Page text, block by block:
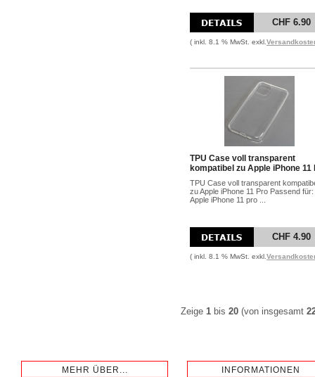
CHF 6.90
( inkl. 8.1 % MwSt. exkl.
TPU Case voll transparent
kompatibel zu Apple iPhone 11
TPU Case voll transparent
zu Apple iPhone 11 Pro Passend für:
Apple iPhone 11 pro ...
CHF 4.90
( inkl. 8.1 % MwSt. exkl.
Zeige 1 bis 20 (von insgesamt
MEHR ÜBER... INFORMATIONEN